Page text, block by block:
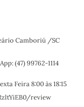
Camboriú /SC
(47) 99762-1114
Feira 8:00 às 18:15
review